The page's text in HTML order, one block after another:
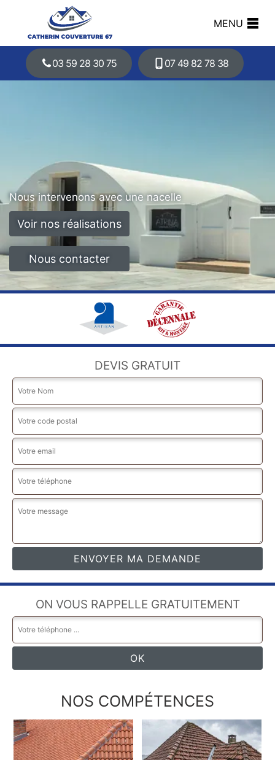
MENU
03 59 28 30 75 07 49 82 78 38
Nous intervenons avec une nacelle
Voir nos réalisations
Nous contacter
DEVIS GRATUIT
ON VOUS RAPPELLE GRATUITEMENT
NOS COMPÉTENCES